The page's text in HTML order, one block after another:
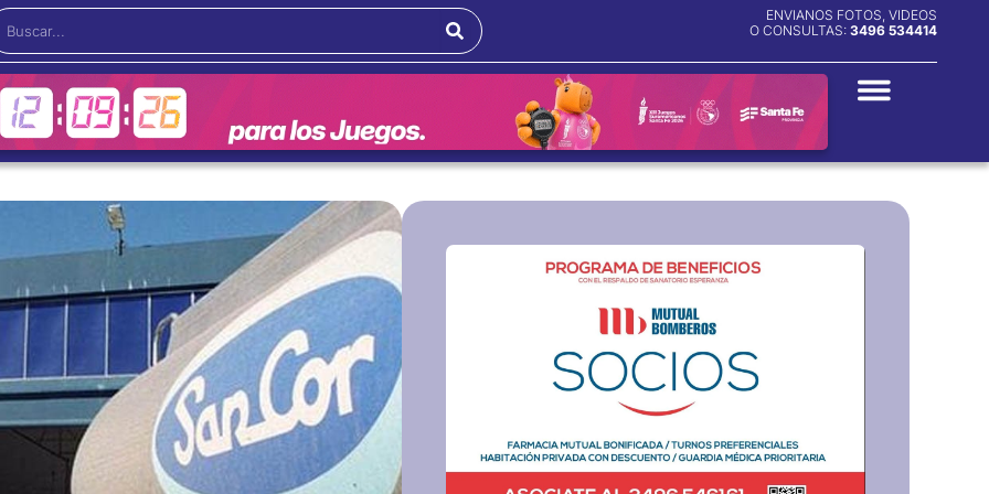
ENVIANOS FOTOS, VIDEOS
O CONSULTAS: 3496 534414